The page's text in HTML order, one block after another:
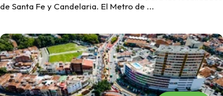
de Santa Fe y Candelaria. El Metro de ...